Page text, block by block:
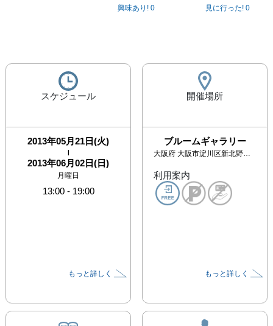
興味あり! 0 見に行った! 0
スケジュール
2013年05月21日(火)
|
2013年06月02日(日)
月曜日
13:00- 19:00
もっと詳しく
開催場所
ブルームギャラリー
大阪府 大阪市淀川区新北野１−１１−２３ ハイム北野 B103
利用案内
もっと詳しく